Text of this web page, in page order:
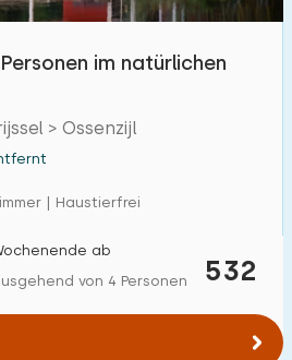
im natürlichen
> Ossenzijl
| Haustierfrei
532
ab
von 4 Personen